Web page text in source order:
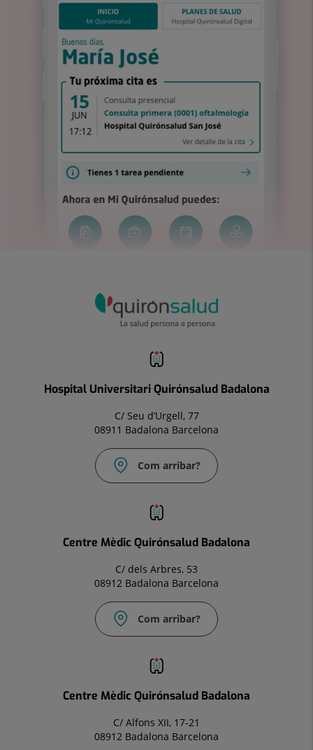
Hospital Universitari Quirónsalud Badalona
C/ Seu d’Urgell, 77
08911 Badalona Barcelona
Com arribar?
Centre Mèdic Quirónsalud Badalona
C/ dels Arbres, 53
08912 Badalona Barcelona
Com arribar?
Centre Mèdic Quirónsalud Badalona
C/ Alfons XII, 17-21
08912 Badalona Barcelona